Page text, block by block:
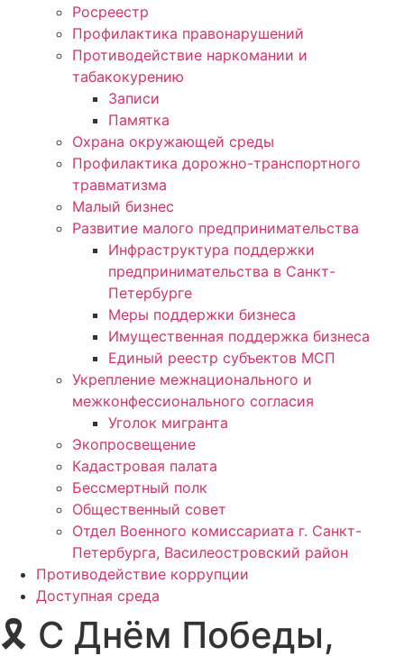
Росреестр
Профилактика правонарушений
Противодействие наркомании и
табакокурению
Записи
Памятка
Охрана окружающей среды
Профилактика дорожно-транспортного
травматизма
Малый бизнес
Развитие малого предпринимательства
Инфраструктура поддержки
предпринимательства в Санкт-
Петербурге
Меры поддержки бизнеса
Имущественная поддержка бизнеса
Единый реестр субъектов МСП
Укрепление межнационального и
межконфессионального согласия
Уголок мигранта
Экопросвещение
Кадастровая палата
Бессмертный полк
Общественный совет
Отдел Военного комиссариата г. Санкт-
Петербурга, Василеостровский район
Противодействие коррупции
Доступная среда
🎗 С Днём Победы,